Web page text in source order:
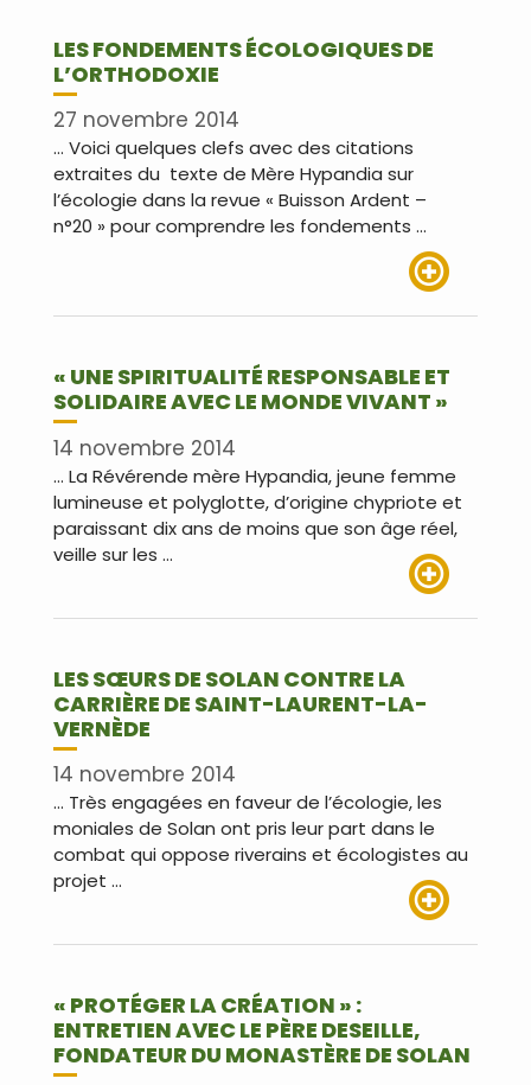
LES FONDEMENTS ÉCOLOGIQUES DE
L’ORTHODOXIE
27 novembre 2014
… Voici quelques clefs avec des citations
extraites du texte de Mère Hypandia sur
l’écologie dans la revue « Buisson Ardent –
n°20 » pour comprendre les fondements …
« UNE SPIRITUALITÉ RESPONSABLE ET
SOLIDAIRE AVEC LE MONDE VIVANT »
14 novembre 2014
… La Révérende mère Hypandia, jeune femme
lumineuse et polyglotte, d’origine chypriote et
paraissant dix ans de moins que son âge réel,
veille sur les …
LES SŒURS DE SOLAN CONTRE LA
CARRIÈRE DE SAINT-LAURENT-LA-
VERNÈDE
14 novembre 2014
… Très engagées en faveur de l’écologie, les
moniales de Solan ont pris leur part dans le
combat qui oppose riverains et écologistes au
projet …
« PROTÉGER LA CRÉATION » :
ENTRETIEN AVEC LE PÈRE DESEILLE,
FONDATEUR DU MONASTÈRE DE SOLAN